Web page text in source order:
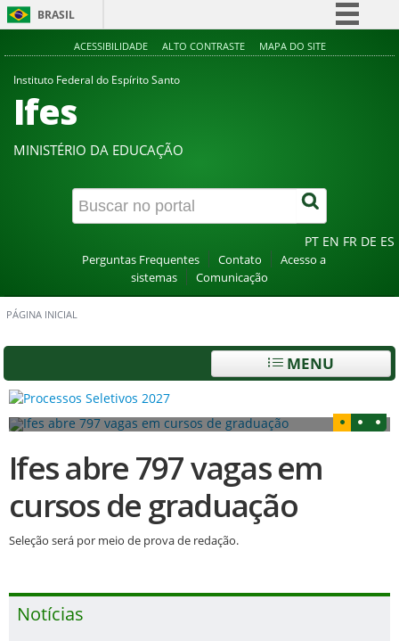
BRASIL
Simplifique!
Canais
ACESSIBILIDADE ALTO CONTRASTE MAPA DO SITE
Instituto Federal do Espírito Santo
Ifes
MINISTÉRIO DA EDUCAÇÃO
PT EN FR DE ES
Perguntas Frequentes Contato
Acesso a
sistemas
Comunicação
PÁGINA INICIAL
MENU
Ifes abre 797 vagas em
cursos de graduação
Seleção será por meio de prova de redação.
Notícias